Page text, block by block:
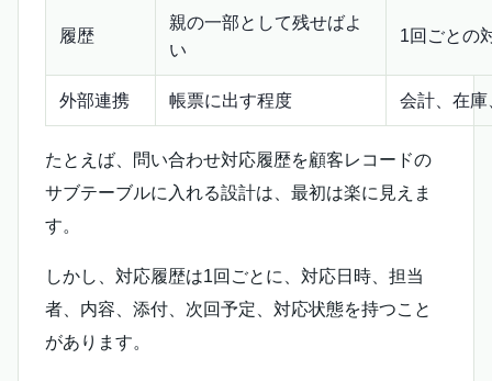
履歴
親の一部として残せばよ
い
1回ごとの
外部連携 帳票に出す程度 会計、在
たとえば、問い合わせ対応履歴を顧客レコードの
サブテーブルに入れる設計は、最初は楽に見えま
す。
しかし、対応履歴は1回ごとに、対応日時、担当
者、内容、添付、次回予定、対応状態を持つこと
があります。